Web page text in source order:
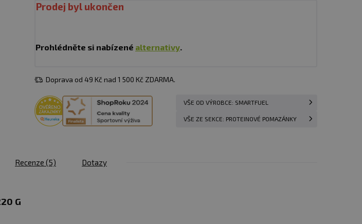
Prodej byl ukončen
Prohlédněte si nabízené alternativy.
Doprava od 49 Kč nad 1 500 Kč ZDARMA.
VŠE OD VÝROBCE: SMARTFUEL
VŠE ZE SEKCE: PROTEINOVÉ POMAZÁNKY
Recenze (5) Dotazy
G